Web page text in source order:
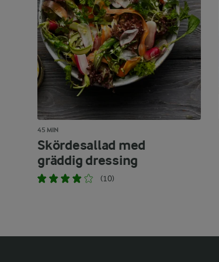
45 MIN
Skördesallad med
gräddig dressing
(10)